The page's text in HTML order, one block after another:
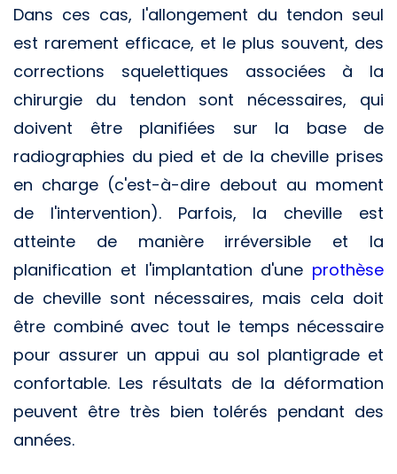
Dans ces cas, l'allongement du tendon seul
est rarement efficace, et le plus souvent, des
corrections squelettiques associées à la
chirurgie du tendon sont nécessaires, qui
doivent être planifiées sur la base de
radiographies du pied et de la cheville prises
en charge (c'est-à-dire debout au moment
de l'intervention). Parfois, la cheville est
atteinte de manière irréversible et la
planification et l'implantation d'une prothèse
de cheville sont nécessaires, mais cela doit
être combiné avec tout le temps nécessaire
pour assurer un appui au sol plantigrade et
confortable. Les résultats de la déformation
peuvent être très bien tolérés pendant des
années.